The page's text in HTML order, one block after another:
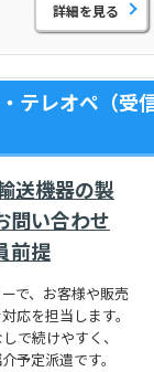
詳細を見る
テレオペ（受
送機器の製
問い合わせ
前提
で、お客様や販売
応を担当します。
で続けやすく、
予定派遣です。